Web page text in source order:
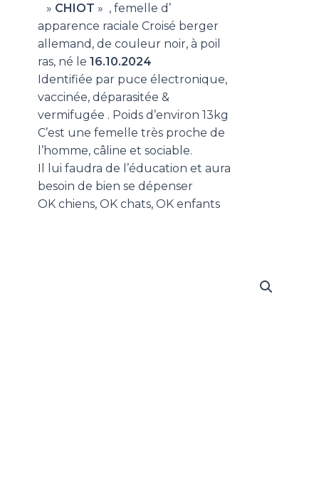
» CHIOT » , femelle d’
apparence raciale Croisé berger
allemand, de couleur noir, à poil
ras, né le16.10.2024
Identifiée par puce électronique,
vaccinée, déparasitée &
vermifugée . Poids d’environ 13kg
C’est une femelle très proche de
l’homme, câline et sociable.
Il lui faudra de l’éducation et aura
besoin de bien se dépenser
OK chiens, OK chats, OK enfants